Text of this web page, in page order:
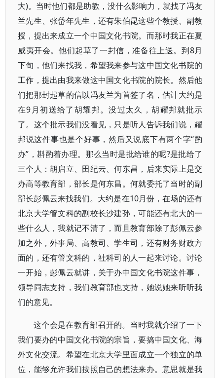
大)。当时他们都是助教，没什么影响力，就找了冯友
兰先生、张岱年先生，还有朱伯昆这些个教授、副教
授，提出来成立一个中国文化书院。而那时我正在夏
威夷开会。他们起草了一封信，准备往上送。到8月
下旬，他们来找我，希望我来参与这中国文化书院的
工作，提出由我来做这中国文化书院的院长。然后他
们把那封起草的信以冯友兰为首签了名，估计大约是
在9月初送给了胡耀邦。没过太久，胡耀邦就批示
了。这个批示我们没看见，只是听人告诉我们说，耀
邦说这件事也是个好事，然后又说底下有两个字“酌
办”，斟酌着办理。那么当时是批给谁的呢?是批给了
三个人：胡启立、田纪云、何东昌，后来实际上是交
办高等教育部，部长是何东昌。何就委托了当时的副
部长彭佩云来找我们。大约是在10月份，在场的还有
北京大学管文科的副校长沙建孙，可能还有北大的一
些什么人，我就记不清了，而且教育部除了彭佩云参
加之外，外事局、高教司、学生司，还有财务财政方
面的，还有管文科的，社科司的人一起来讨论。讨论
一开始，彭佩云就讲，关于办中国文化书院这件事，
领导同志支持，我们教育部也支持，她说她来听听我
们的意见。
这个会是在教育部召开的。当时我就介绍了一下
我们要办的中国文化书院的宗旨，要搞中国文化、海
外文化交流。希望在北京大学里面成立一个独立的单
位，能够允许我们按照自己的想法来办。意思就是我